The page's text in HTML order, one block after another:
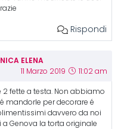
Rispondi
ELENA
11 Marzo 2019 11:02 am
2 fette a testa. Non abbiamo
mandorle per decorare é
davvero da noi
Genova la torta originale